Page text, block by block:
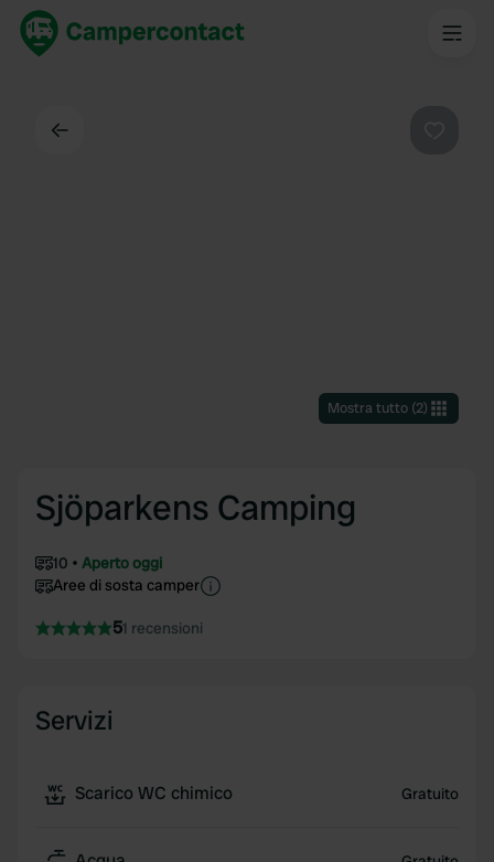
Mostra tutto(2)
Sjöparkens Camping
10
Aperto oggi
Aree di sosta camper
51 recensioni
Servizi
Scarico WC chimico Gratuito